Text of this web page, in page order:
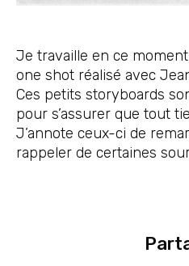
Je travaille en ce
one shot réalisé avec
Ces petits storyboards
pour s’assurer que tout
J’annote ceux-ci de
rappeler de certaines